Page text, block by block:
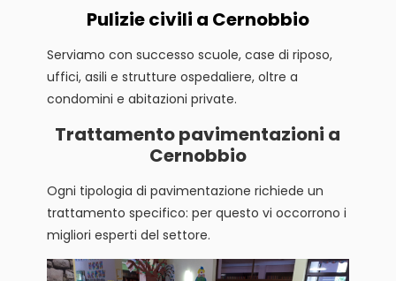
Pulizie civili a Cernobbio
Serviamo con successo scuole, case di riposo,
uffici, asili e strutture ospedaliere, oltre a
condomini e abitazioni private.
Trattamento pavimentazioni a
Cernobbio
Ogni tipologia di pavimentazione richiede un
trattamento specifico: per questo vi occorrono i
migliori esperti del settore.